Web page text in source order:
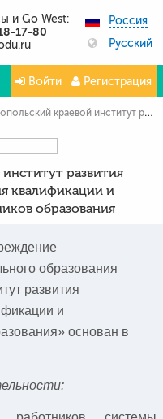
и Go West:
17-80
Россия
Русский
Войти Регистрация
институт развития образования, повышения квалификации и переподготовки работников образования
развития
квалификации и
образования
образования
развития
и
основан в